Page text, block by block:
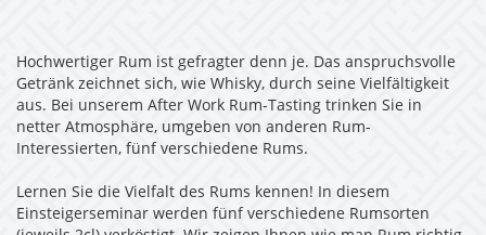
Hochwertiger Rum ist gefragter denn je. Das anspruchsvolle
Getränk zeichnet sich, wie Whisky, durch seine Vielfältigkeit
aus. Bei unserem After Work Rum-Tasting trinken Sie in
netter Atmosphäre, umgeben von anderen Rum-
Interessierten, fünf verschiedene Rums.
Lernen Sie die Vielfalt des Rums kennen! In diesem
Einsteigerseminar werden fünf verschiedene Rumsorten